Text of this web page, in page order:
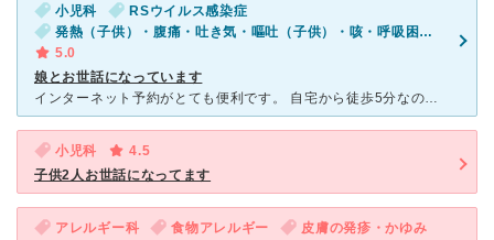
小児科
RSウイルス感染症
発熱（子供）・腹痛・吐き気・嘔吐（子供）・咳・呼吸困難（子供）
5.0
娘とお世話になっています
インターネット予約がとても便利です。 自宅から徒歩5分なので、順番が近くなってから行けば、待ち時間は長くて15分位でした。 順番が来た方が不在なのか、たまに急に順番がまわってきて慌てて出ることもあ
小児科
4.5
子供2人お世話になってます
アレルギー科 食物アレルギー
皮膚の発疹・かゆみ